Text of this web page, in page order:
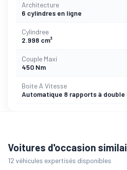
Architecture
6 cylindres en ligne
Cylindree
2.998 cm³
Couple Maxi
450 Nm
Boite A Vitesse
Automatique 8 rapports à double
Voitures d'occasion
12 véhicules expertisés disponibles